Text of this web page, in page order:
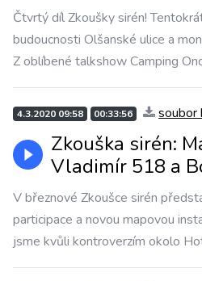
Čtvrtý díl Zkoušky sirén!
budoucnosti Olšanské ulice a
Z oblíbené talkshow Camping
4.3.2020 09:58 00:33:56 soubor
Zkouška sirén:
Vladimír 518 a
V březnové Zkoušce sirén
participace a novou mapovou
jsme kvůli kontroverzím okolo